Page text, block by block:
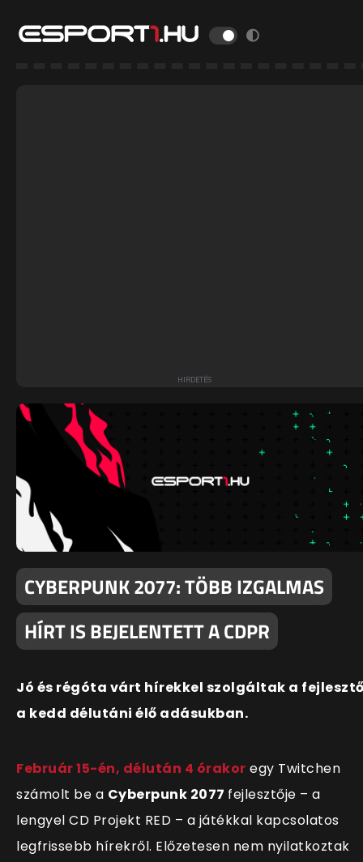
CYBERPUNK 2077: TÖBB IZGALMAS
HÍRT IS BEJELENTETT A CDPR
Jó és régóta várt hírekkel szolgáltak a
a kedd délutáni élő adásukban.
Február 15-én, délután 4 órakor egy Twitchen
számolt be a Cyberpunk 2077 fejlesztője – a
lengyel CD Projekt RED – a játékkal kapcsolatos
legfrissebb hírekről. Előzetesen nem nyilatkoztak